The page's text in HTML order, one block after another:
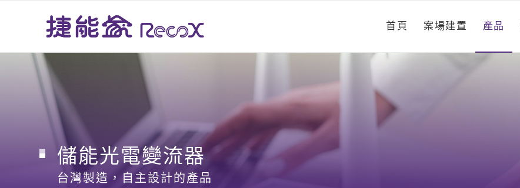
首頁 案場建置 產品
儲能光電變流器
台灣製造，自主設計的產品